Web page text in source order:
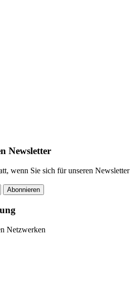
Newsletter
wenn Sie sich für unseren Newsletter
Abonnieren
Netzwerken